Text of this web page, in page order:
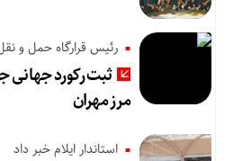
رئیس قرارگاه حمل و
ثبت رکورد جهانی
مرز مهران
استاندار ایلام خبر داد